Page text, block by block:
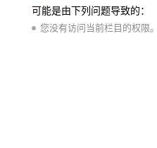
可能是由下列问题导致的：
您没有访问当前栏目的权限。